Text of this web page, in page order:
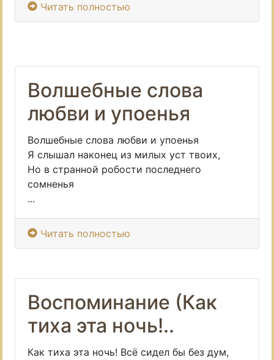
Читать полностью
Волшебные слова
любви и упоенья
Волшебные слова любви и упоенья
Я слышал наконец из милых уст твоих,
Но в странной робости последнего
сомненья
...
Читать полностью
Воспоминание (Как
тиха эта ночь!..
Как тиха эта ночь! Всё сидел бы без дум,